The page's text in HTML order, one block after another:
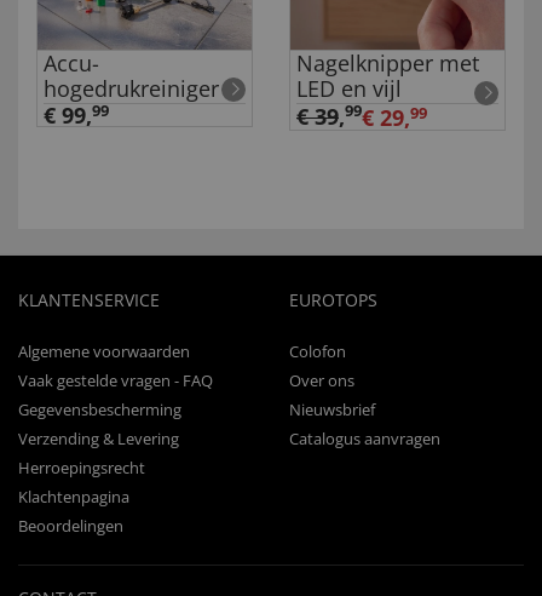
Accu-
hogedrukreiniger
€ 99,99
Nagelknipper met
LED en vijl
€ 39,99€ 29,99
KLANTENSERVICE
Algemene voorwaarden
Vaak gestelde vragen - FAQ
Gegevensbescherming
Verzending & Levering
Herroepingsrecht
Klachtenpagina
Beoordelingen
EUROTOPS
Colofon
Over ons
Nieuwsbrief
Catalogus aanvragen